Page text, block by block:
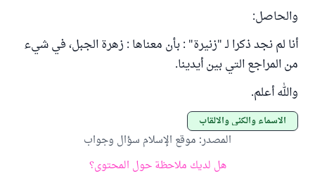
والحاصل:
أنا لم نجد ذكرا لـ "زنيرة" : بأن معناها : زهرة الجبل، في شيء
من المراجع التي بين أيدينا.
والله أعلم.
الأسماء والكنى والألقاب
المصدر: موقع الإسلام سؤال وجواب
هل لديك ملاحظة حول المحتوى؟